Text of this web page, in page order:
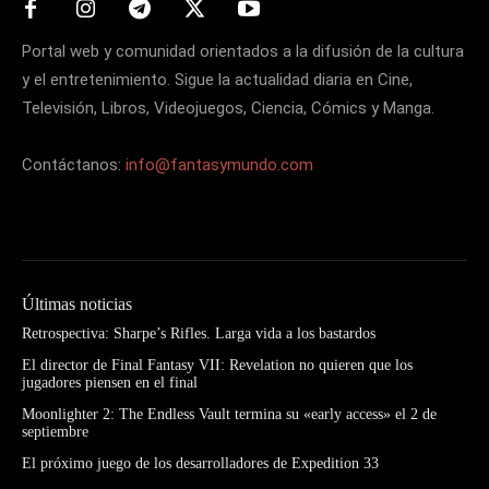
Portal web y comunidad orientados a la difusión de la cultura
y el entretenimiento. Sigue la actualidad diaria en Cine,
Televisión, Libros, Videojuegos, Ciencia, Cómics y Manga.
Contáctanos: info@fantasymundo.com
Últimas noticias
Retrospectiva: Sharpe’s Rifles. Larga vida a los bastardos
El director de Final Fantasy VII: Revelation no quieren que los
jugadores piensen en el final
Moonlighter 2: The Endless Vault termina su «early access» el 2 de
septiembre
El próximo juego de los desarrolladores de Expedition 33